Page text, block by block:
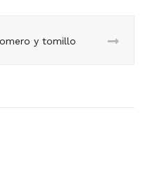
y tomillo